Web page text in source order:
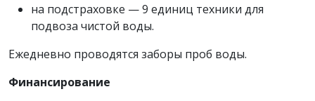
на подстраховке — 9 единиц техники для
подвоза чистой воды.
Ежедневно проводятся заборы проб воды.
Финансирование